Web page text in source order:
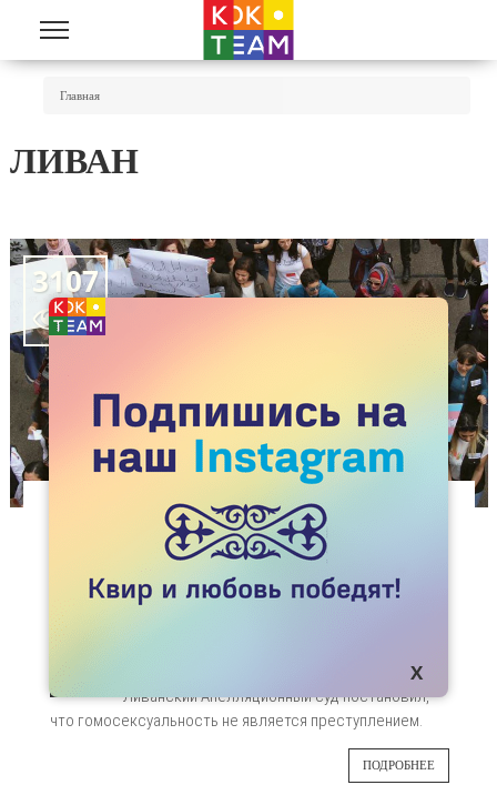
Перейти к основному содержанию
Главная
ЛИВАН
3107

РЕШЕНИЕ СУДА В ЛИВАНЕ - ВАЖНЫЙ ШАГ К
ЛЕГАЛИЗАЦИИ ГОМОСЕКСУАЛЬНОСТИ
16
Ливанский Апелляционный суд постановил,
что гомосексуальность не является преступлением.
ПОДРОБНЕЕ